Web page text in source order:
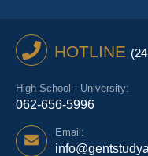
HOTLINE
High School - University:
062-656-5996
Email: